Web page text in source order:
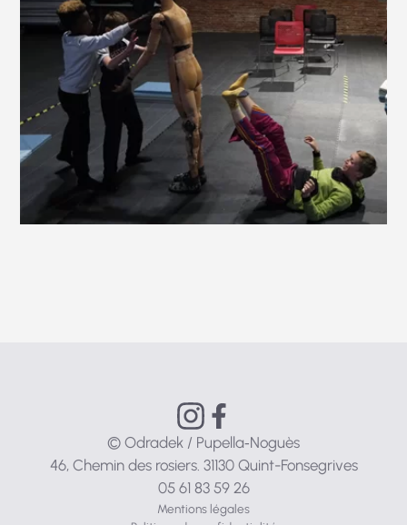
© Odradek / Pupella‑Noguès
46, Chemin des rosiers. 31130 Quint-Fonsegrives
05 61 83 59 26
Mentions légales